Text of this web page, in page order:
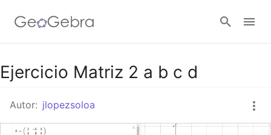
Google Classroom
GeoGebra Classroom
Ejercicio Matriz 2 a b c d
Autor: jlopezsoloa